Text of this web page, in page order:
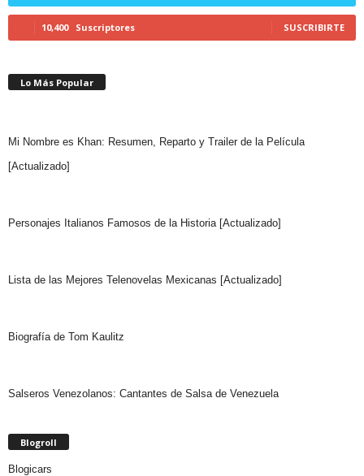
10,400 Suscriptores SUSCRIBIRTE
Lo Más Popular
Mi Nombre es Khan: Resumen, Reparto y Trailer de la Película
[Actualizado]
Personajes Italianos Famosos de la Historia [Actualizado]
Lista de las Mejores Telenovelas Mexicanas [Actualizado]
Biografía de Tom Kaulitz
Salseros Venezolanos: Cantantes de Salsa de Venezuela
Blogroll
Blogicars